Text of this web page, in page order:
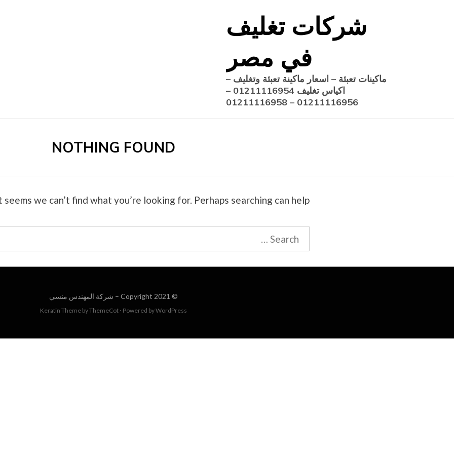
شركات تغليف
في مصر
ماكينات تعبئة – اسعار ماكينة تعبئة وتغليف –
اكياس تغليف 01211116954 –
01211116956 – 01211116958
NOTHING FOUND
seems we can’t find what you’re looking for. Perhaps searching can help.
Search
for:
© Copyright 2021 – شركة المهندس منسي
Keratin Theme byThemeCot ⋅ Powered byWordPress